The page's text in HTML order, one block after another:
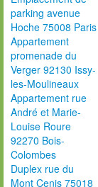
parking avenue
Hoche 75008 Paris
Appartement
promenade du
Verger 92130 Issy-
les-Moulineaux
Appartement rue
André et Marie-
Louise Roure
92270 Bois-
Colombes
Duplex rue du
Mont Cenis 75018